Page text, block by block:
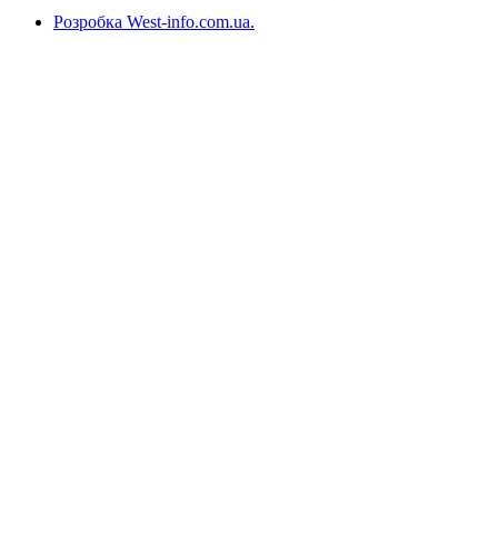
Розробка West-info.com.ua.